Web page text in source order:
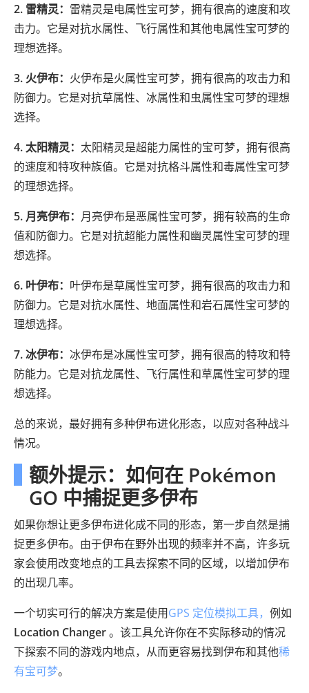
2. 雷精灵： 雷精灵是电属性宝可梦，拥有很高的速度和攻
击力。它是对抗水属性、飞行属性和其他电属性宝可梦的
理想选择。
3. 火伊布： 火伊布是火属性宝可梦，拥有很高的攻击力和
防御力。它是对抗草属性、冰属性和虫属性宝可梦的理想
选择。
4. 太阳精灵： 太阳精灵是超能力属性的宝可梦，拥有很高
的速度和特攻种族值。它是对抗格斗属性和毒属性宝可梦
的理想选择。
5. 月亮伊布： 月亮伊布是恶属性宝可梦，拥有较高的生命
值和防御力。它是对抗超能力属性和幽灵属性宝可梦的理
想选择。
6. 叶伊布： 叶伊布是草属性宝可梦，拥有很高的攻击力和
防御力。它是对抗水属性、地面属性和岩石属性宝可梦的
理想选择。
7. 冰伊布： 冰伊布是冰属性宝可梦，拥有很高的特攻和特
防能力。它是对抗龙属性、飞行属性和草属性宝可梦的理
想选择。
总的来说，最好拥有多种伊布进化形态，以应对各种战斗
情况。
额外提示：如何在 Pokémon
GO 中捕捉更多伊布
如果你想让更多伊布进化成不同的形态，第一步自然是捕
捉更多伊布。由于伊布在野外出现的频率并不高，许多玩
家会使用改变地点的工具去探索不同的区域，以增加伊布
的出现几率。
一个切实可行的解决方案是使用GPS 定位模拟工具， 例如
Location Changer。该工具允许你在不实际移动的情况
下探索不同的游戏内地点，从而更容易找到伊布和其他稀
有宝可梦。